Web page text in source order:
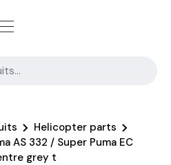
Helicopter parts
AS 332 / Super Puma EC
grey t